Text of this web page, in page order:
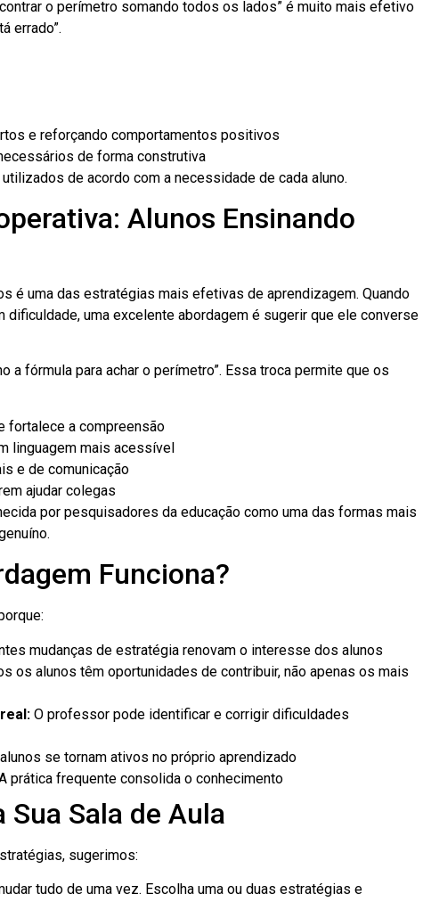
o perímetro somando todos os lados” é muito mais efetivo
errado”.
e reforçando comportamentos positivos
de forma construtiva
de acordo com a necessidade de cada aluno.
Alunos Ensinando
é uma das estratégias mais efetivas de aprendizagem. Quando
dificuldade, uma excelente abordagem é sugerir que ele converse
a fórmula para achar o perímetro”. Essa troca permite que os
fortalece a compreensão
linguagem mais acessível
e de comunicação
ajudar colegas
por pesquisadores da educação como uma das formas mais
Funciona?
mudanças de estratégia renovam o interesse dos alunos
os alunos têm oportunidades de contribuir, não apenas os mais
O professor pode identificar e corrigir dificuldades
se tornam ativos no próprio aprendizado
prática frequente consolida o conhecimento
Sala de Aula
sugerimos:
tudo de uma vez. Escolha uma ou duas estratégias e